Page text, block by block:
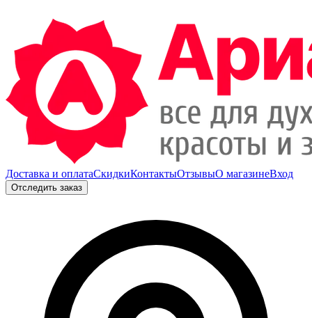
Доставка и оплатаСкидкиКонтактыОтзывыО магазинеВход
Отследить заказ